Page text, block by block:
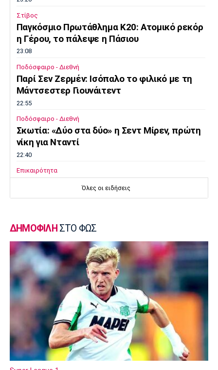
Στίβος
Παγκόσμιο Πρωτάθλημα Κ20: Ατομικό ρεκόρ
η Γέρου, το πάλεψε η Πάσιου
23:08
Ποδόσφαιρο - Διεθνή
Παρί Σεν Ζερμέν: Ισόπαλο το φιλικό με τη
Μάντσεστερ Γιουνάιτεντ
22:55
Ποδόσφαιρο - Διεθνή
Σκωτία: «Δύο στα δύο» η Σεντ Μίρεν, πρώτη
νίκη για Νταντί
22:40
Επικαιρότητα
Τραγωδία στην Πάρο: Παιδί 4 ετών πνίγηκε
Άρης - Πανσερραϊκός 2-2: Ισόπαλο το φιλικό
22:18
Super League 1
ΑΕΚ – Kαλλιθέα : Τεσσάρα πριν το Super Cup
με Βιτάλις και χατ τρικ Γκατσίνοβιτς
22:16
Ποδόσφαιρο - Διεθνή
Τζόλης: «Το πρώτο μου γκολ στην Άρσεναλ
μου δίνει αυτοπεποίθηση»
22:10
Όλες οι ειδήσεις
ΔΗΜΟΦΙΛΗ ΣΤΟ ΦΩΣ